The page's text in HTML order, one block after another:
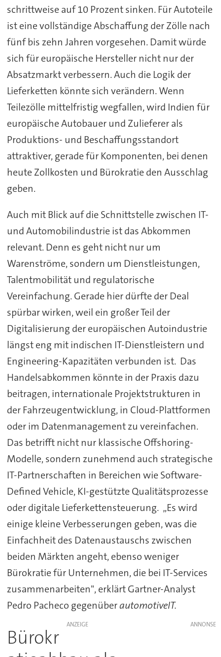
schrittweise auf 10 Prozent sinken. Für Autoteile
ist eine vollständige Abschaffung der Zölle nach
fünf bis zehn Jahren vorgesehen. Damit würde
sich für europäische Hersteller nicht nur der
Absatzmarkt verbessern. Auch die Logik der
Lieferketten könnte sich verändern. Wenn
Teilezölle mittelfristig wegfallen, wird Indien für
europäische Autobauer und Zulieferer als
Produktions- und Beschaffungsstandort
attraktiver, gerade für Komponenten, bei denen
heute Zollkosten und Bürokratie den Ausschlag
geben.
Auch mit Blick auf die Schnittstelle zwischen IT-
und Automobilindustrie ist das Abkommen
relevant. Denn es geht nicht nur um
Warenströme, sondern um Dienstleistungen,
Talentmobilität und regulatorische
Vereinfachung. Gerade hier dürfte der Deal
spürbar wirken, weil ein großer Teil der
Digitalisierung der europäischen Autoindustrie
längst eng mit indischen IT-Dienstleistern und
Engineering-Kapazitäten verbunden ist. Das
Handelsabkommen könnte in der Praxis dazu
beitragen, internationale Projektstrukturen in
der Fahrzeugentwicklung, in Cloud-Plattformen
oder im Datenmanagement zu vereinfachen.
Das betrifft nicht nur klassische Offshoring-
Modelle, sondern zunehmend auch strategische
IT-Partnerschaften in Bereichen wie Software-
Defined Vehicle, KI-gestützte Qualitätsprozesse
oder digitale Lieferkettensteuerung. „Es wird
einige kleine Verbesserungen geben, was die
Einfachheit des Datenaustauschs zwischen
beiden Märkten angeht, ebenso weniger
Bürokratie für Unternehmen, die bei IT-Services
zusammenarbeiten", erklärt Gartner-Analyst
Pedro Pacheco gegenüberautomotiveIT.
ANZEIGE
Bürokr